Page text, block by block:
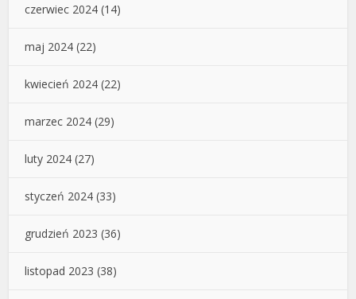
czerwiec 2024 (14)
maj 2024 (22)
kwiecień 2024 (22)
marzec 2024 (29)
luty 2024 (27)
styczeń 2024 (33)
grudzień 2023 (36)
listopad 2023 (38)